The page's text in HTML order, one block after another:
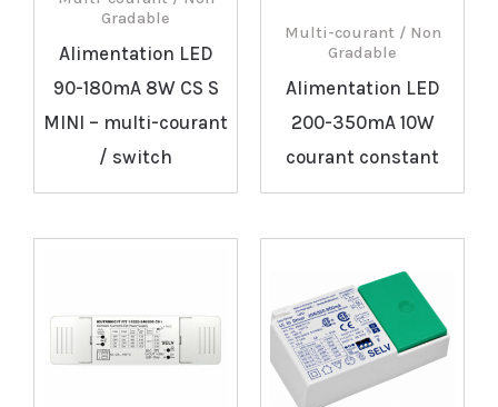
Gradable
Alimentation LED
90-180mA 8W CS S
MINI – multi-courant
/ switch
Multi-courant / Non
Gradable
Alimentation LED
200-350mA 10W
courant constant